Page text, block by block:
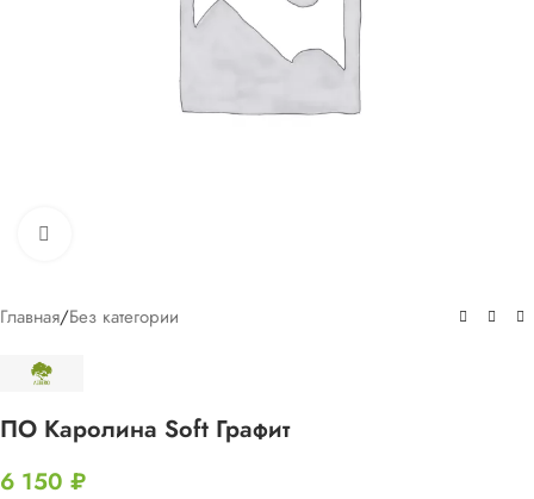
Главная/Без категории
ПО Каролина Soft Графит
6 150 ₽